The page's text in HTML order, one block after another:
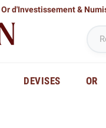
Or d'Investissement &
DEVISES OR